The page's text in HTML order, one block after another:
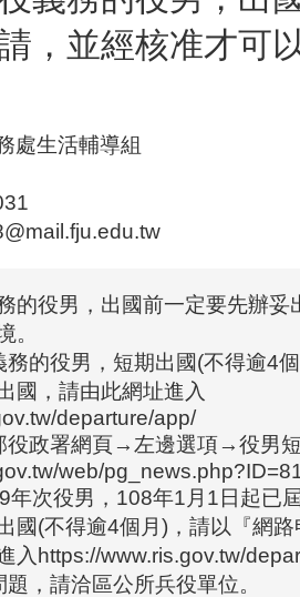
，並經核准才可
處生活輔導組
的役男，出國前一定要先辦妥
。
務的役男，短期出國(不得逾4
國，請由此網址進入
departure/app/
役政署網頁→左邊選項→役男
web/
年次役男，108年1月1日起已
國(不得逾4個月)，請以『網
入https://www.ris.gov.tw/
，請洽區公所兵役單位。